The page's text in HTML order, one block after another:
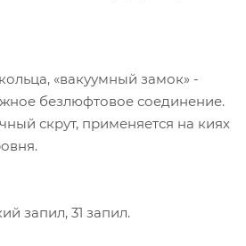
«вакуумный замок» -
безлюфтовое соединение.
скрут, применяется на киях
запил, 31 запил.